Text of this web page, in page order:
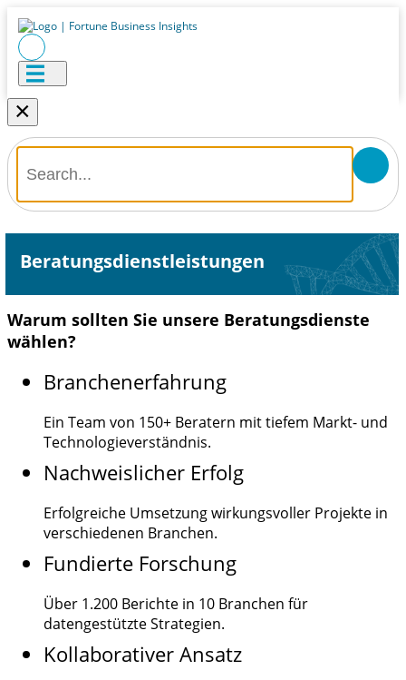
×
Beratungsdienstleistungen
Warum sollten Sie unsere Beratungsdienste
wählen?
Branchenerfahrung
Ein Team von 150+ Beratern mit tiefem Markt- und
Technologieverständnis.
Nachweislicher Erfolg
Erfolgreiche Umsetzung wirkungsvoller Projekte in
verschiedenen Branchen.
Fundierte Forschung
Über 1.200 Berichte in 10 Branchen für
datengestützte Strategien.
Kollaborativer Ansatz